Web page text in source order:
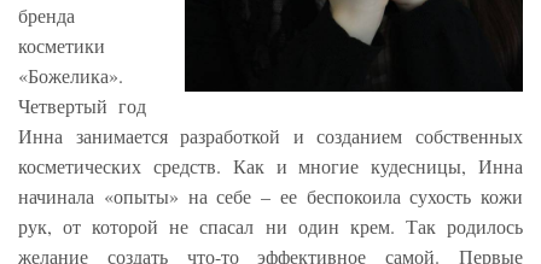
бренда
косметики
«Божелика».
Четвертый год
Инна занимается разработкой и созданием собственных
косметических средств. Как и многие кудесницы, Инна
начинала «опыты» на себе – ее беспокоила сухость кожи
рук, от которой не спасал ни один крем. Так родилось
желание создать что-то эффективное самой. Первые